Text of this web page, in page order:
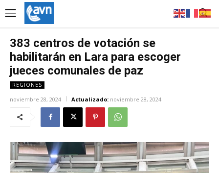
383 centros de votación se
habilitarán en Lara para escoger
jueces comunales de paz
REGIONES
noviembre 28, 2024 Actualizado: noviembre 28, 2024